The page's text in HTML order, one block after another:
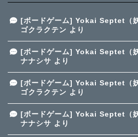
[ボードゲーム] Yokai Septet（
ゴクラクテン より
[ボードゲーム] Yokai Septet（
ナナシサ より
[ボードゲーム] Yokai Septet（
ゴクラクテン より
[ボードゲーム] Yokai Septet（
ナナシサ より